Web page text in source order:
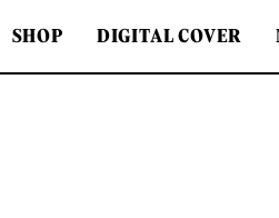
SHOP DIGITAL COVER